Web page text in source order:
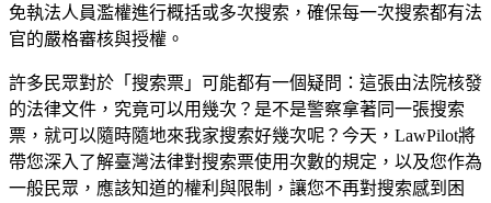
免執法人員濫權進行概括或多次搜索，確保每一次搜索都有法
官的嚴格審核與授權。
許多民眾對於「搜索票」可能都有一個疑問：這張由法院核發
的法律文件，究竟可以用幾次？是不是警察拿著同一張搜索
票，就可以隨時隨地來我家搜索好幾次呢？今天，LawPilot將
帶您深入了解臺灣法律對搜索票使用次數的規定，以及您作為
一般民眾，應該知道的權利與限制，讓您不再對搜索感到困